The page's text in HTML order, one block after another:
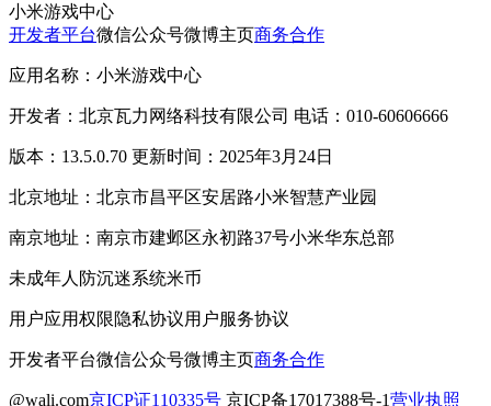
小米游戏中心
开发者平台微信公众号微博主页商务合作
应用名称：小米游戏中心
开发者：北京瓦力网络科技有限公司 电话：010-60606666
版本：13.5.0.70 更新时间：2025年3月24日
北京地址：北京市昌平区安居路小米智慧产业园
南京地址：南京市建邺区永初路37号小米华东总部
未成年人防沉迷系统米币
用户应用权限隐私协议用户服务协议
开发者平台微信公众号微博主页商务合作
@wali.com京ICP证110335号 京ICP备17017388号-1营业执照